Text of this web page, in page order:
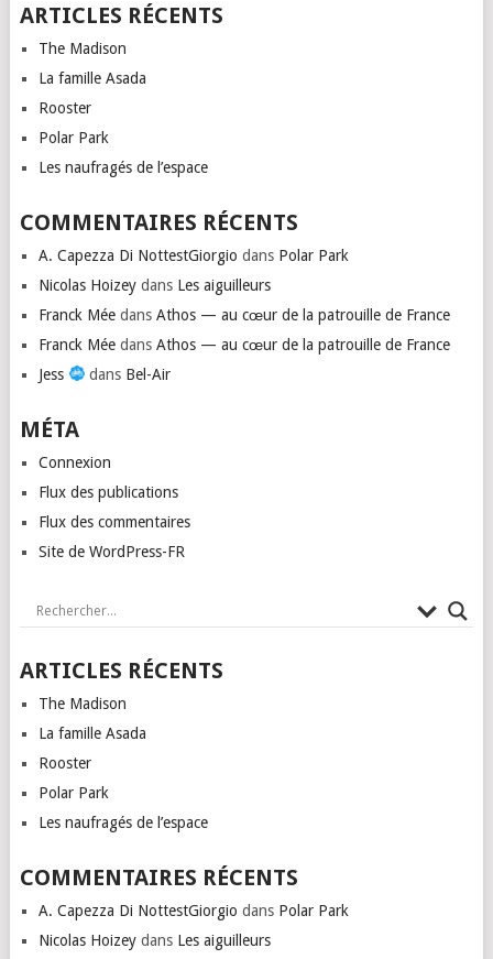
ARTICLES RÉCENTS
The Madison
La famille Asada
Rooster
Polar Park
Les naufragés de l’espace
COMMENTAIRES RÉCENTS
A. Capezza Di NottestGiorgio dans Polar Park
Nicolas Hoizeydans Les aiguilleurs
Franck Méedans Athos — au cœur de la patrouille de France
Franck Méedans Athos — au cœur de la patrouille de France
Jess
dans Bel-Air
MÉTA
Connexion
Flux des publications
Flux des commentaires
Site de WordPress-FR
ARTICLES RÉCENTS
The Madison
La famille Asada
Rooster
Polar Park
Les naufragés de l’espace
COMMENTAIRES RÉCENTS
A. Capezza Di NottestGiorgio dans Polar Park
Nicolas Hoizeydans Les aiguilleurs